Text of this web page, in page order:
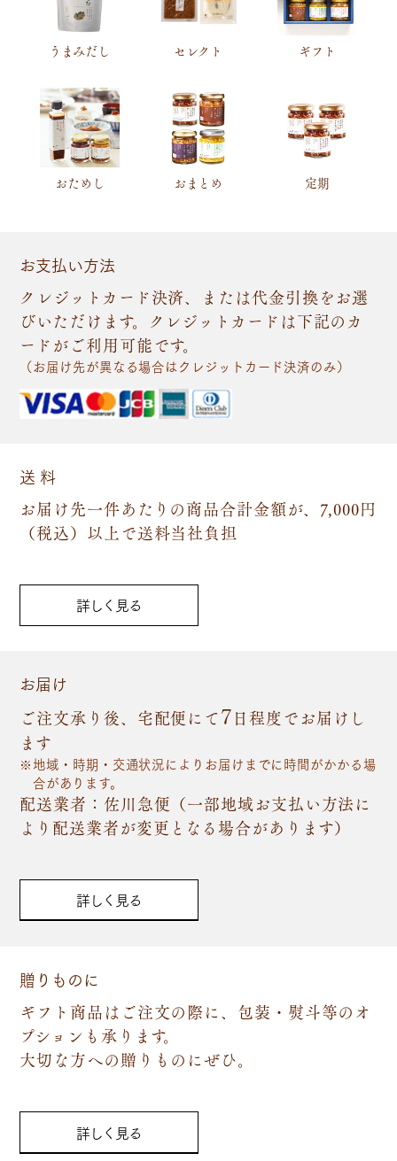
うまみだし セレクト ギフト
おためし おまとめ 定期
お支払い方法
クレジットカード決済、または代金引換をお選
びいただけます。クレジットカードは下記のカ
ードがご利用可能です。
（お届け先が異なる場合はクレジットカード決済のみ）
送 料
お届け先一件あたりの商品合計金額が、7,000円
（税込）以上で送料当社負担
詳しく見る
お届け
ご注文承り後、宅配便にて7日程度でお届けし
ます
地域・時期・交通状況によりお届けまでに時間がかかる場
合があります。
配送業者：佐川急便（一部地域お支払い方法に
より配送業者が変更となる場合があります）
詳しく見る
贈りものに
ギフト商品はご注文の際に、包装・熨斗等のオ
プションも承ります。
大切な方への贈りものにぜひ。
詳しく見る